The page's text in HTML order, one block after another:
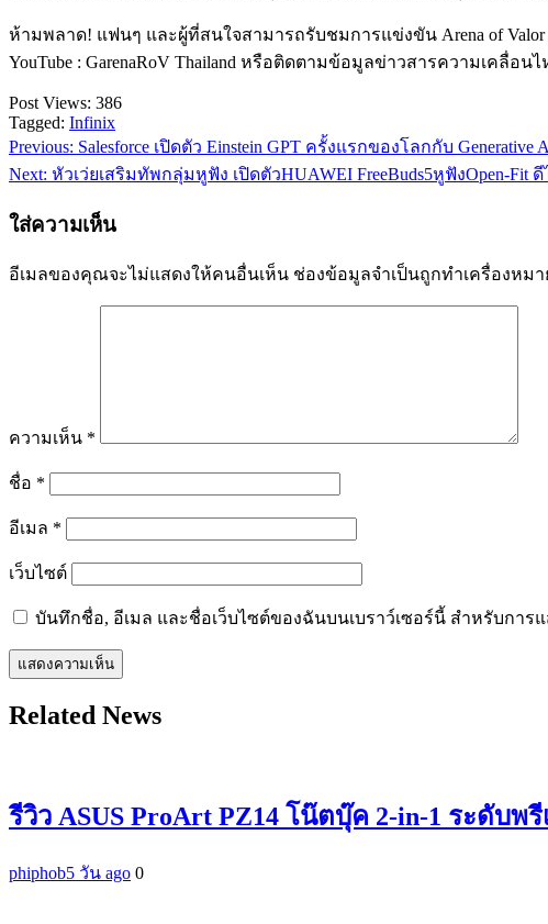
ห้ามพลาด! แฟนๆ และผู้ที่สนใจสามารถรับชมการแข่งขัน Arena of Valor
YouTube : GarenaRoV Thailand หรือติดตามข้อมูลข่าวสารความเคลื่อ
Post Views: 386
Tagged: Infinix
แนะแนว
Previous: Salesforce เปิดตัว Einstein GPT ครั้งแรกของโลกกับ
Next: หัวเว่ยเสริมทัพกลุ่มหูฟัง เปิดตัวHUAWEI FreeBuds5หูฟังOpen-
ใส่ความเห็น
อีเมลของคุณจะไม่แสดงให้คนอื่นเห็น ช่องข้อมูลจำเป็นถูกทำเครื่องหมา
ความเห็น *
ชื่อ *
อีเมล *
เว็บไซต์
บันทึกชื่อ, อีเมล และชื่อเว็บไซต์ของฉันบนเบราว์เซอร์นี้ สำหรับการ
Related News
รีวิว ASUS ProArt PZ14 โน๊ตบุ๊ค 2-in-1 ระดับ
phiphob5 วัน ago 0